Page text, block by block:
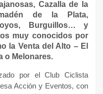
Cazalla de la
de la Plata,
Burguillos… y
muy conocidos por
la Venta del Alto – El
o Melonares.
por el Club Ciclista
Acción y Eventos, con